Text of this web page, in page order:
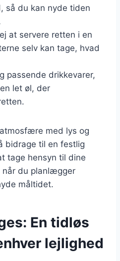
så du kan nyde tiden
at servere retten i en
selv kan tage, hvad
passende drikkevarer,
let øl, der
med lys og
bidrage til en festlig
tage hensyn til dine
du planlægger
måltidet.
En tidløs
lejlighed